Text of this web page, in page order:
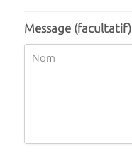
Message (facultatif)